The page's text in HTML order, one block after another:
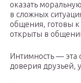
оказать
в сложных
общения, готовы
открыты в
Интимность — эта
доверия друзьей,